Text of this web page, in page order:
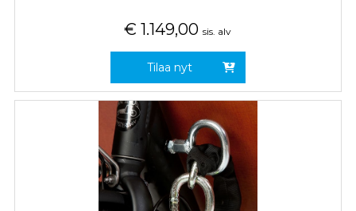
€ 1.149,00 sis. alv
Tilaa nyt